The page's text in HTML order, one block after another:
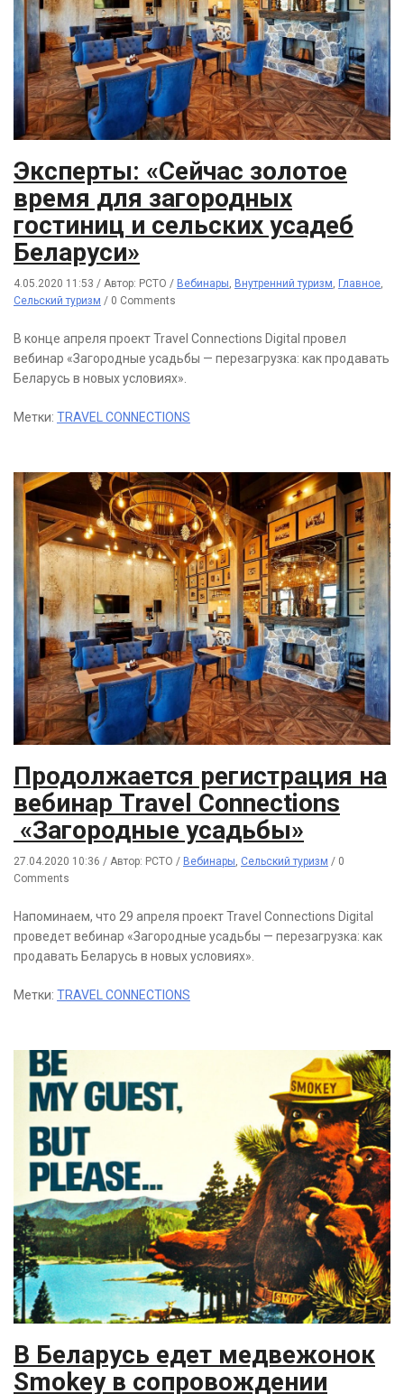
Эксперты: «Сейчас золотое
время для загородных
гостиниц и сельских усадеб
Беларуси»
4.05.2020 11:53 / Автор: РСТО / Вебинары Внутренний туризм Главное
Сельский туризм / 0 Comments
В конце апреля проект Travel Connections Digital провел
вебинар «Загородные усадьбы — перезагрузка: как продавать
Беларусь в новых условиях».
Метки: TRAVEL CONNECTIONS
Продолжается регистрация на
вебинар Travel Connections
«Загородные усадьбы»
27.04.2020 10:36 / Автор: РСТО / Вебинары, Сельский туризм / 0
Comments
Напоминаем, что 29 апреля проект Travel Connections Digital
проведет вебинар «Загородные усадьбы — перезагрузка: как
продавать Беларусь в новых условиях».
Метки: TRAVEL CONNECTIONS
В Беларусь едет медвежонок
Smokey в сопровождении